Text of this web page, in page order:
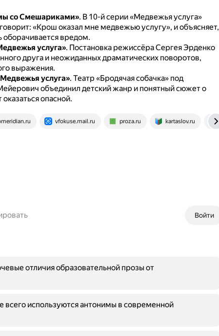
со Смешариками». В 10-й серии «Медвежья услуга»
«Крош оказал мне медвежью услугу», и объясняет,
вредом.
услуга». Постановка режиссёра Сергея Эрденко
друга и неожиданных драматических поворотов,
выражения.
услуга». Театр «Бродячая собачка» под
объединил детский жанр и понятный сюжет о
опасной.
vfokuse.mail.ru proza.ru kartaslov.ru
Войти
отличия образовательной прозы от
всего используются антонимы в современной